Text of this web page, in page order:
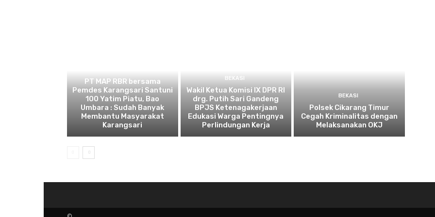
PT MAP RBR bersama
Pemdes Karangsari Santuni
100 Yatim Piatu, Bao
Umbara : Sudah Banyak
Membantu Masyarakat
Karangsari
BEKASI
Wakil Ketua Komisi IX DPR RI
drg. Putih Sari Gandeng
BPJS Ketenagakerjaan
Edukasi Warga Pentingnya
Perlindungan Kerja
BEKASI
Polsek Cikarang Timur
Cegah Kriminalitas dengan
Melaksanakan OKJ